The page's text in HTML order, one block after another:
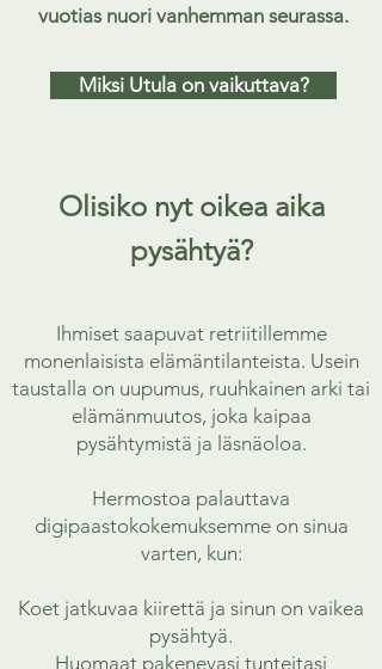
vuotias nuori vanhemman seurassa.
Miksi Utula on vaikuttava?
Olisiko nyt oikea aika
pysähtyä?
Ihmiset saapuvat retriitillemme
monenlaisista elämäntilanteista. Usein
taustalla on uupumus, ruuhkainen arki tai
elämänmuutos, joka kaipaa
pysähtymistä ja läsnäoloa.
Hermostoa palauttava
digipaastokokemuksemme on sinua
varten, kun:
Koet jatkuvaa kiirettä ja sinun on vaikea
pysähtyä.
Huomaat pakenevasi tunteitasi